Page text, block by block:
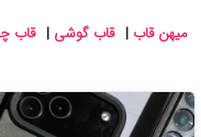
میهن قاب | قاب گوشی | قاب